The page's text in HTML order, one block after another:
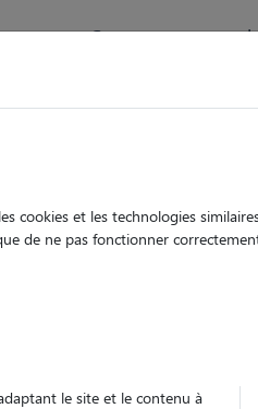
Comment ça
cookies et les technologies
de ne pas fonctionner
le site et le contenu à